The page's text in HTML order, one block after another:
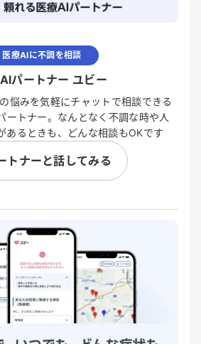
医療AIに不調を相談
パートナー ユビー
悩みを気軽にチャットで相談できる
ートナー。なんとなく不調な時や人
あるときも、どんな相談もOKです
トナーと話してみる